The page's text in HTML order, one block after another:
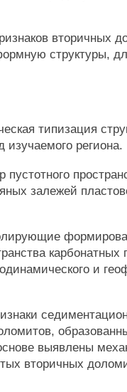
вторичных
структуры,
типизация
изучаемого региона.
пустотного
залежей
и
выявлены
вторичных